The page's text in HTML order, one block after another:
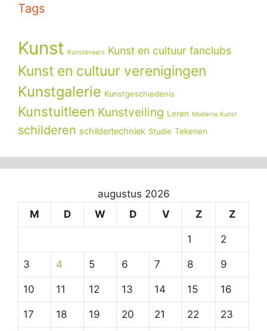
Tags
Kunst Kunstenaars Kunst en cultuur fanclubs
Kunst en cultuur verenigingen
Kunstgalerie Kunstgeschiedenis
Kunstuitleen Kunstveiling Leren Moderne Kunst
schilderen schildertechniek Studie Tekenen
augustus 2026
M
D W D V Z Z
1 2
3 4 5 6 7 8 9
10 11 12 13 14 15 16
17 18 19 20 21 22 23